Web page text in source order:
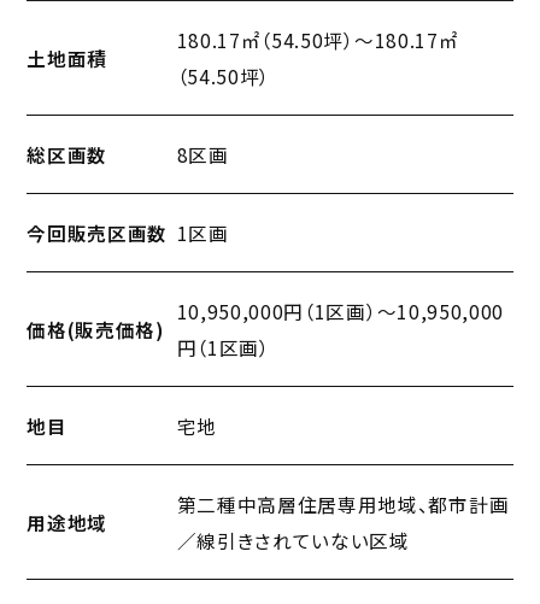
土地面積
180.17㎡（54.50坪）〜180.17㎡
（54.50坪）
総区画数 8区画
今回販売区画数 1区画
価格(販売価格)
10,950,000円（1区画）〜10,950,000
円（1区画）
地目 宅地
用途地域
第二種中高層住居専用地域、都市計画
／線引きされていない区域